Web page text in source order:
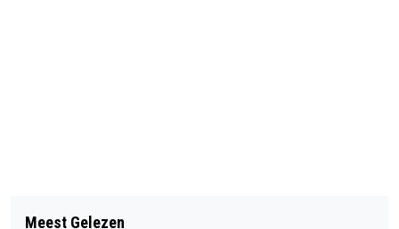
WATERSPORTVERENIGING
Meest Gelezen